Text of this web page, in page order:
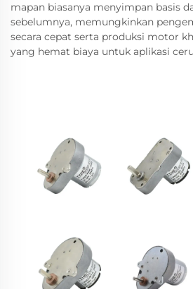
mapan biasanya menyimpan basis
sebelumnya, memungkinkan
secara cepat serta produksi motor
yang hemat biaya untuk aplikasi